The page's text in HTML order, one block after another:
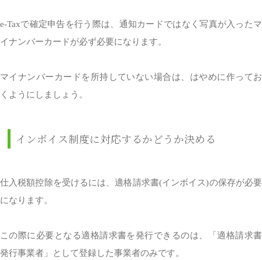
e-Taxで確定申告を行う際は、通知カードではなく写真が入ったマ
イナンバーカードが必ず必要になります。
マイナンバーカードを所持していない場合は、はやめに作ってお
くようにしましょう。
インボイス制度に対応するかどうか決める
仕入税額控除を受けるには、適格請求書(インボイス)の保存が必要
になります。
この際に必要となる適格請求書を発行できるのは、「適格請求書
発行事業者」として登録した事業者のみです。